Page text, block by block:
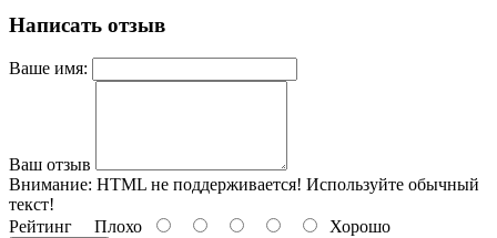
Написать отзыв
Ваше имя:
Ваш отзыв
Внимание: HTML не поддерживается! Используйте обычный
текст!
Рейтинг Плохо Хорошо